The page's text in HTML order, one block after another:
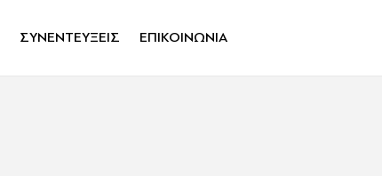
ΣΥΝΕΝΤΕΥΞΕΙΣ ΕΠΙΚΟΙΝΩΝΙΑ